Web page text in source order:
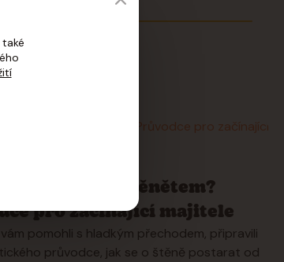
první dny se štěnětem?
pro začínající majitele
pomohli s hladkým přechodem, připravili
průvodce, jak se o štěně postarat od